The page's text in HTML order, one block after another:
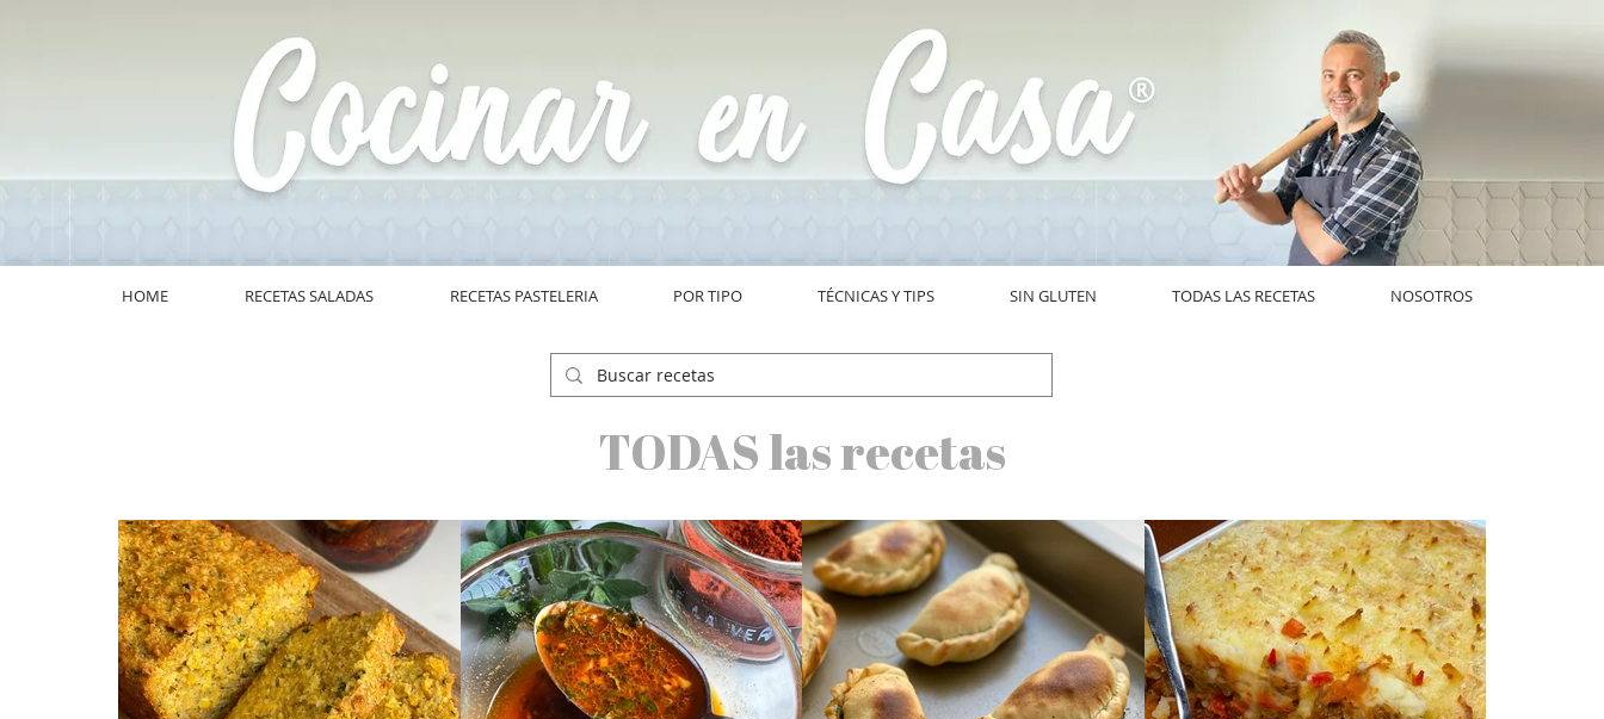
HOME RECETAS SALADAS RECETAS PASTELERIA POR TIPO TÉCNICAS Y TIPS SIN GLUTEN TODAS LAS RECETAS NOSOTROS
TODAS las recetas